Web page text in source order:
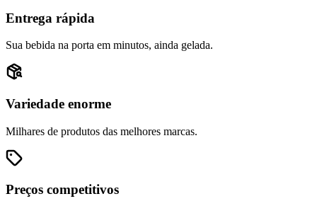
Entrega rápida
Sua bebida na porta em minutos, ainda gelada.
Variedade enorme
Milhares de produtos das melhores marcas.
Preços competitivos